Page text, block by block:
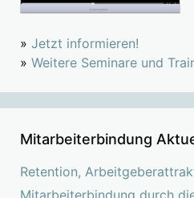
» Jetzt informieren!
» Weitere Seminare und
Mitarbeiterbindung
Retention,